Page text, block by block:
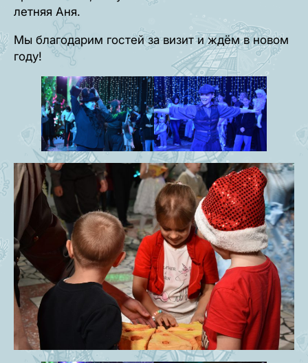
летняя Аня.
Мы благодарим гостей за визит и ждём в новом
году!